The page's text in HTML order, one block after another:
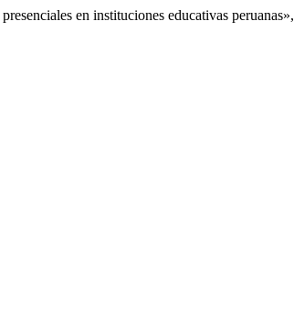
en instituciones educativas peruanas»,